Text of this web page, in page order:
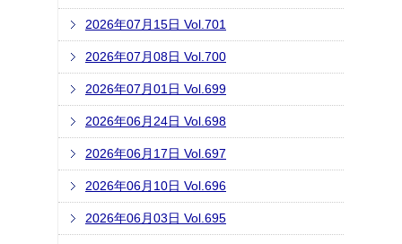
2026年07月15日 Vol.701
2026年07月08日 Vol.700
2026年07月01日 Vol.699
2026年06月24日 Vol.698
2026年06月17日 Vol.697
2026年06月10日 Vol.696
2026年06月03日 Vol.695